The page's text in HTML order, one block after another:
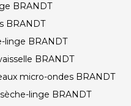
BRANDT
BRANDT
linge BRANDT
BRANDT
micro-ondes BRANDT
linge BRANDT